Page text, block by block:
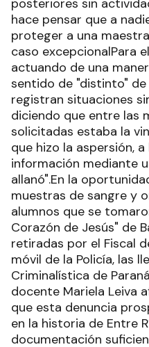
hace pensar que a
proteger a una
caso excepcionalPara
actuando de una
sentido de "distinto"
registran situaciones
diciendo que entre las
solicitadas estaba la
que hizo la aspersión,
información mediante
allanó".En la
muestras de sangre y
alumnos que se
Corazón de Jesús" de
retiradas por el Fiscal
móvil de la Policía, las
Criminalística de
docente Mariela Leiva
que esta denuncia
en la historia de Entre
documentación